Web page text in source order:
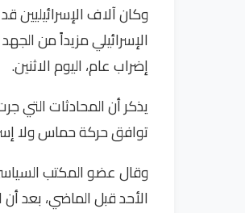
وكان آلاف الإسرائيليين
الإسرائيلي مزيداً من
إضراب عام، اليوم الاثنين.
يذكر أن المحادثات التي
توافق حركة حماس ولا
وقال عضو المكتب
الأحد قبل الماضي، بعد